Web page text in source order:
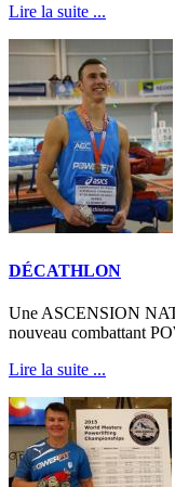
Lire la suite ...
DÉCATHLON
Une ASCENSION
nouveau combattant
Lire la suite ...